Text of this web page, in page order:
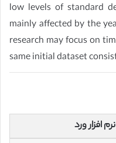
low levels of standard
mainly affected by the
research may focus on
same initial dataset
افزار ورد